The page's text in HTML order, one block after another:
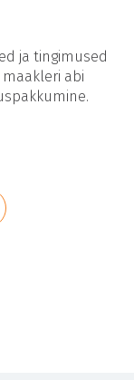
ja tingimused
abi